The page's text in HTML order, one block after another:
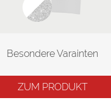
Besondere Varainten
ZUM PRODUKT